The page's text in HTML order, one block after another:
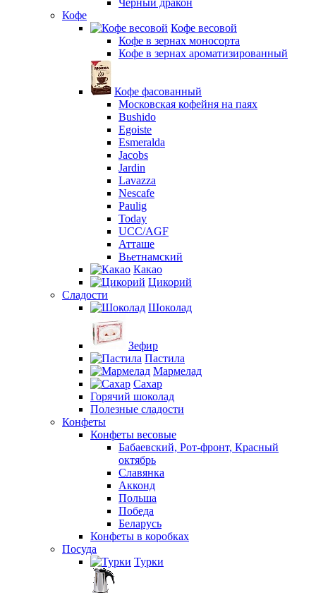
Черный дракон
Кофе
Кофе весовой
Кофе в зернах моносорта
Кофе в зернах ароматизированный
Кофе фасованный
Московская кофейня на паях
Bushido
Egoiste
Esmeralda
Jacobs
Jardin
Lavazza
Nescafe
Paulig
Today
UCC/AGF
Атташе
Вьетнамский
Какао
Цикорий
Сладости
Шоколад
Зефир
Пастила
Мармелад
Сахар
Горячий шоколад
Полезные сладости
Конфеты
Конфеты весовые
Бабаевский, Рот-фронт, Красный
октябрь
Славянка
Акконд
Польша
Победа
Беларусь
Конфеты в коробках
Посуда
Турки